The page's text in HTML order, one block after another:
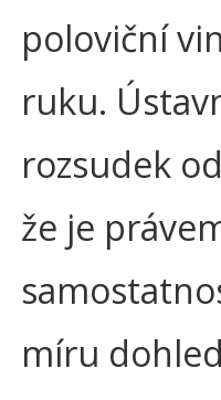
poloviční
ruku.
rozsudek
že je
míru